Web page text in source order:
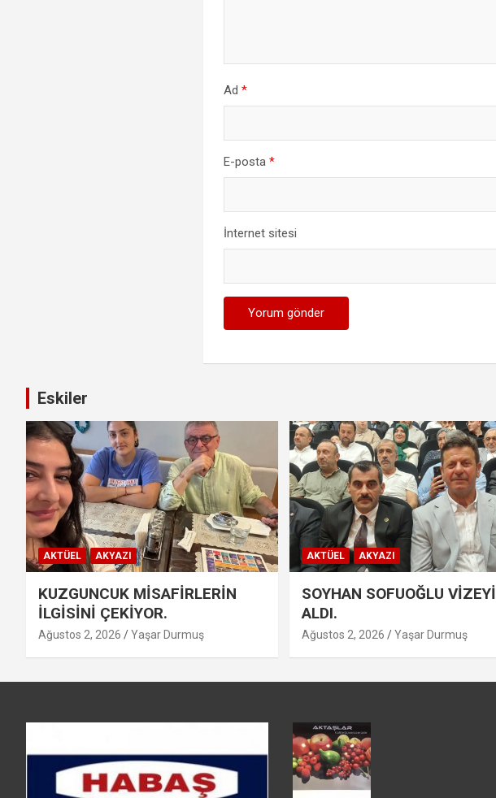
Ad*
E-posta*
İnternet sitesi
Eskiler
AKTÜEL AKYAZI
KUZGUNCUK MİSAFİRLERİN
İLGİSİNİ ÇEKİYOR.
Ağustos 2, 2026 Yaşar Durmuş
AKTÜEL AKYAZI
SOYHAN SOFUOĞLU VİZEYİ
ALDI.
Ağustos 2, 2026 Yaşar Durmuş